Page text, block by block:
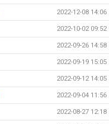
2022-12-08 14:06
2022-10-02 09:52
2022-09-26 14:58
2022-09-19 15:05
2022-09-12 14:05
2022-09-04 11:56
2022-08-27 12:18